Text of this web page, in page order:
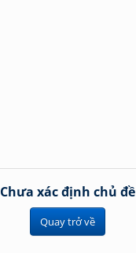
Chưa xác định chủ đề